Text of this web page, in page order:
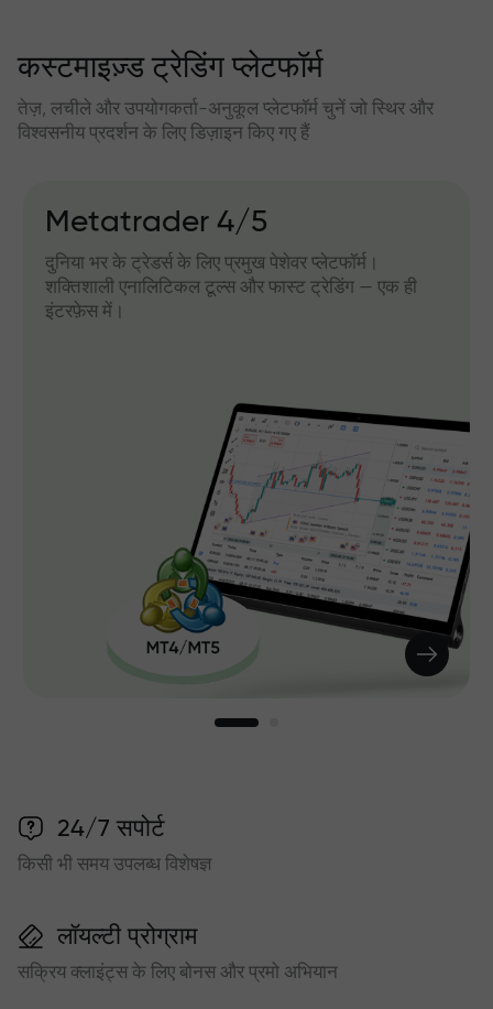
कस्टमाइज़्ड ट्रेडिंग प्लेटफॉर्म
तेज़, लचीले और उपयोगकर्ता-अनुकूल प्लेटफॉर्म चुनें जो स्थिर और
विश्वसनीय प्रदर्शन के लिए डिज़ाइन किए गए हैं
Metatrader 4/5
दुनिया भर के ट्रेडर्स के लिए प्रमुख पेशेवर प्लेटफॉर्म।
शक्तिशाली एनालिटिकल टूल्स और फास्ट ट्रेडिंग — एक ही
इंटरफ़ेस में।
24/7 सपोर्ट
किसी भी समय उपलब्ध विशेषज्ञ
लॉयल्टी प्रोग्राम
सक्रिय क्लाइंट्स के लिए बोनस और प्रमो अभियान